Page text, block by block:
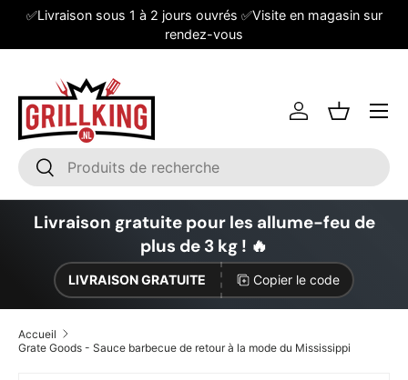
✅Livraison sous 1 à 2 jours ouvrés ✅Visite en magasin sur
rendez-vous
Recherche
Rechercher
Se connecter
Panier
Livraison gratuite pour les allume-feu de
plus de 3 kg ! 🔥
LIVRAISON GRATUITE Copier le code
Accueil
Grate Goods - Sauce barbecue de retour à la mode du Mississippi